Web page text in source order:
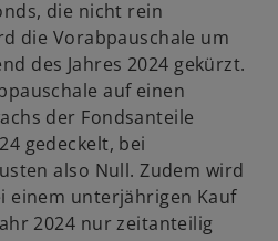
die nicht rein
die Vorabpauschale um
des Jahres 2024 gekürzt.
auf einen
der Fondsanteile
gedeckelt, bei
also Null. Zudem wird
einem unterjährigen Kauf
2024 nur zeitanteilig